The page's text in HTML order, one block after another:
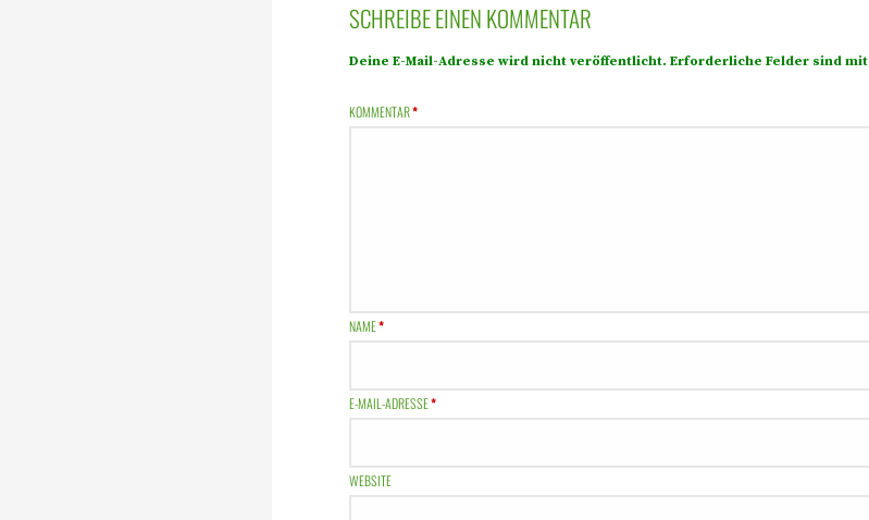
SCHREIBE EINEN KOMMENTAR
Deine E-Mail-Adresse wird nicht veröffentlicht. Erforderliche Felder sind mit
KOMMENTAR*
NAME*
E-MAIL-ADRESSE*
WEBSITE